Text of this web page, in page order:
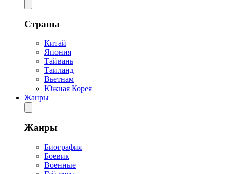
Страны
Китай
Япония
Тайвань
Таиланд
Вьетнам
Южная Корея
Жанры
Жанры
Биография
Боевик
Военные